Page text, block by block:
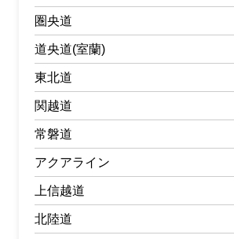
圏央道
道央道(室蘭)
東北道
関越道
常磐道
アクアライン
上信越道
北陸道